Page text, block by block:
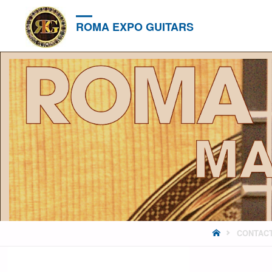
ROMA EXPO GUITARS
HOME